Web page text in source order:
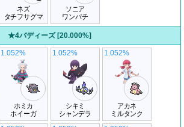
ネズ
タチフサグマ
ソニア
ワンパチ
★4バディーズ [20.000%]
ホミカ
ホイーガ
1.052%
シキミ
シャンデラ
1.052%
アカネ
ミルタンク
1.052%